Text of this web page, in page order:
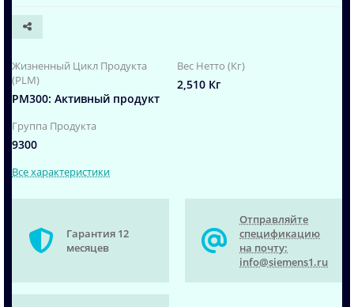
Жизненный Цикл Продукта
(PLM)
PM300: Активный продукт
Вес Нетто (Кг)
2,510 Кг
Группа Продукта
9300
Все характеристики
Гарантия 12
месяцев
Отправляйте
спецификацию
на почту:
info@siemens1.ru